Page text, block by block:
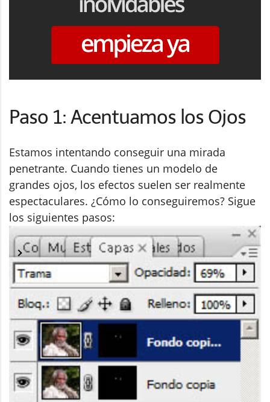
Paso 1: Acentuamos los Ojos
Estamos intentando conseguir una mirada
penetrante. Cuando tienes un modelo de
grandes ojos, los efectos suelen ser realmente
espectaculares. ¿Cómo lo conseguiremos? Sigue
los siguientes pasos: